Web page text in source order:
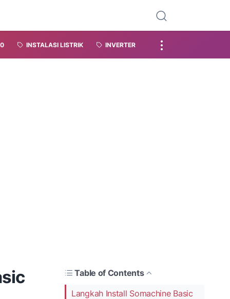
INSTALASI LISTRIK INVERTER
Table of Contents
Langkah Install Somachine Basic